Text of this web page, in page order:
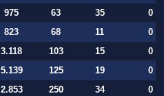
975 63 35
0
823 68 11
0
3.118 103 15
0
5.139 125 19
0
2.853 250 34
0